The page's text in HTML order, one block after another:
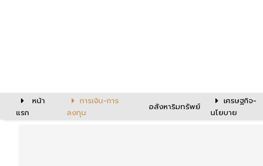
หน้า
แรก
การเงิน-การ
ลงทุน
อสังหาริมทรัพย์
เศรษฐกิจ-
นโยบาย